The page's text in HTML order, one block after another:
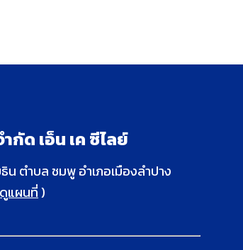
กัด เอ็น เค ซีไลย์
น ตำบล ชมพู อำเภอเมืองลำปาง
ดูแผนที่)